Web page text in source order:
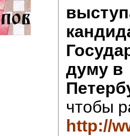
думу в
чтобы
http://